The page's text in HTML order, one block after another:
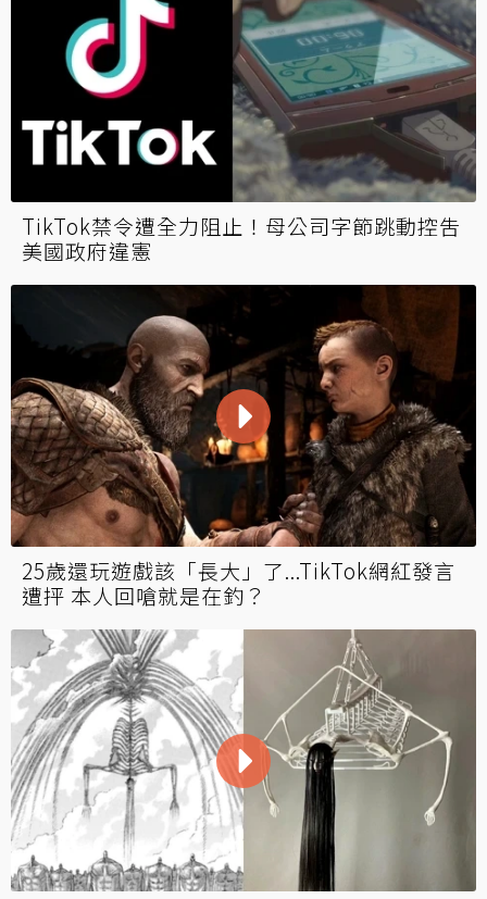
TikTok禁令遭全力阻止！母公司字節跳動控吿
美國政府違憲
25歲還玩遊戲該「長大」了...TikTok網紅發言
遭抨 本人回嗆就是在釣？